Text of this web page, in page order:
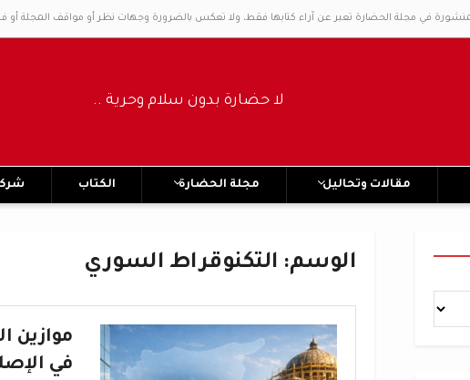
في مجلة الحضارة تعبر عن آراء كتابها فقط، ولا تعكس بالضرورة وجهات نظر أو مواقف المجلة أو
لا حضارة بدون سلام وحرية ..... No civilization without peace and freedom
مقالات وتحاليل مجلة الحضارة الكتاب
الوسم: التكنوقراط السوري
موازين
في